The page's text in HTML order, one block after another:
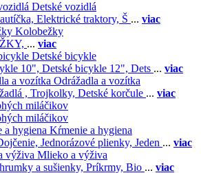
Detské vozidlá
Elektrické traktory, Š ... viac
Kolobežky
... viac
Detské bicykle
10", Detské bicykle 12", Dets ... viac
Odrážadla a vozítka
, Trojkolky, Detské korčule ... viac
miláčikov
miláčikov
Kŕmenie a hygiena
Jednorázové plienky, Jeden ... viac
Mlieko a výživa
a sušienky, Príkrmy, Bio ... viac